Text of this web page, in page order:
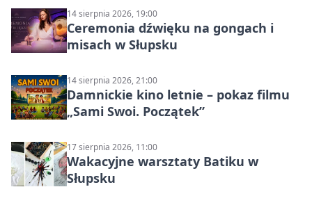
14 sierpnia 2026, 19:00
Ceremonia dźwięku na gongach i
misach w Słupsku
14 sierpnia 2026, 21:00
Damnickie kino letnie – pokaz filmu
„Sami Swoi. Początek”
17 sierpnia 2026, 11:00
Wakacyjne warsztaty Batiku w
Słupsku